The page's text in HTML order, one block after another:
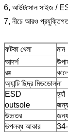
6, আউটসোল সাইজ /
7, নীচে আরও প্রযুক্তিগত
ফটকা খেলা
মান
আদর্শ
রঙ
অ্যান্টি ছিদ্র মিডডোলনা
ESD
হ্যাঁ
outsole
উচ্চতর
উপলব্ধ আকার